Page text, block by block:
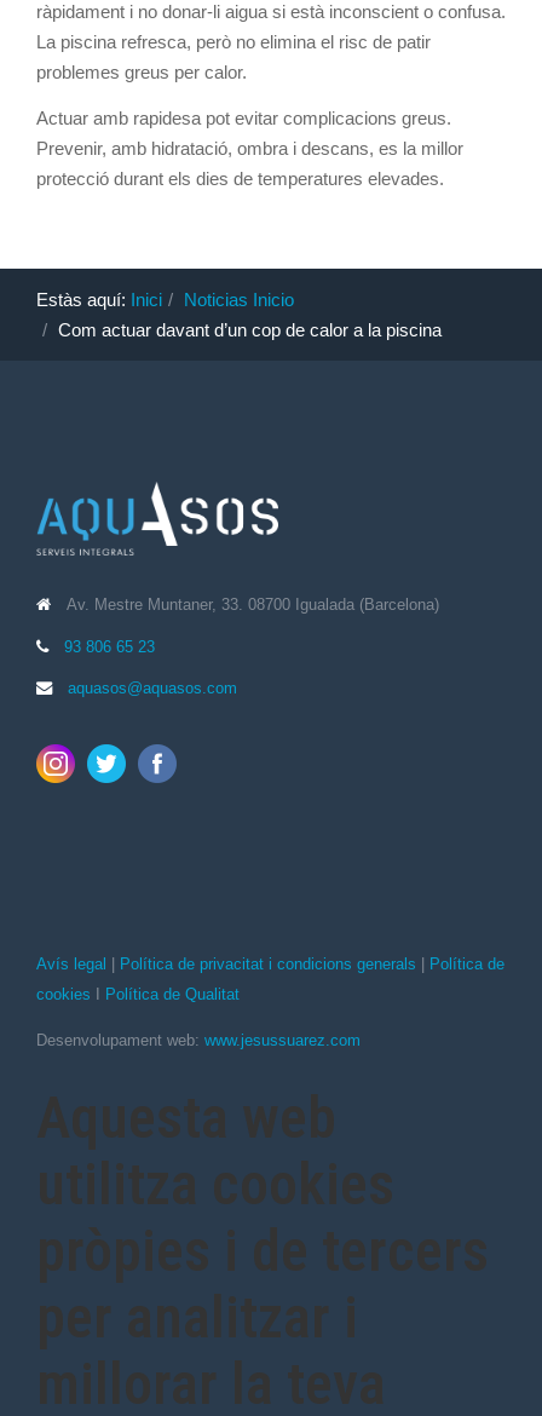
ràpidament i no donar-li aigua si està inconscient o confusa.
La piscina refresca, però no elimina el risc de patir
problemes greus per calor.
Actuar amb rapidesa pot evitar complicacions greus.
Prevenir, amb hidratació, ombra i descans, es la millor
protecció durant els dies de temperatures elevades.
Estàs aquí: Inici
Noticias Inicio
Com actuar davant d’un cop de calor a la piscina
Av. Mestre Muntaner, 33. 08700 Igualada (Barcelona)
93 806 65 23
aquasos@aquasos.com
Avís legal Política de privacitat i condicions generals
Política de
cookies
Política de Qualitat
Desenvolupament web: www.jesussuarez.com
Aquesta web
utilitza cookies
pròpies i de tercers
per analitzar i
millorar la teva